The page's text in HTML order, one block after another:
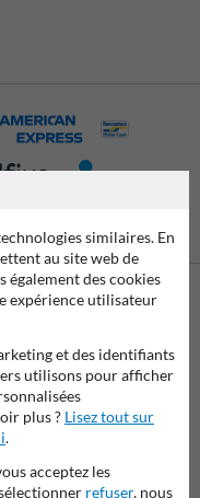
facture
(de 8.00 à 17.00) au
dès que
similaires. En
au site web de
des cookies
expérience utilisateur
et des identifiants
utilisons pour afficher
plus ? Lisez tout sur
.
acceptez les
refuser, nous